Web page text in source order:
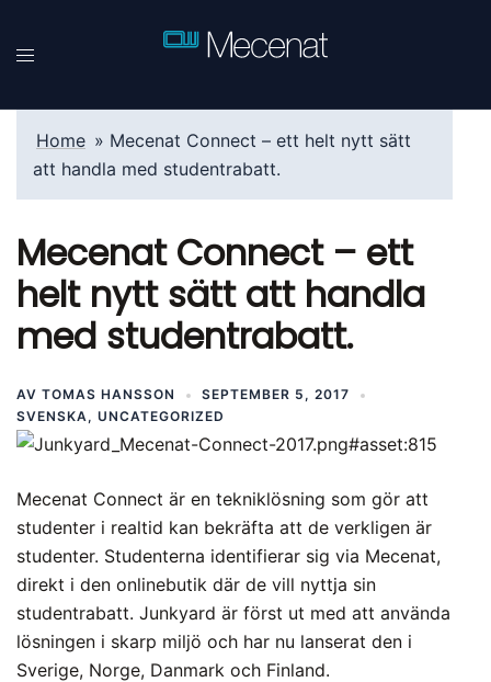
Home » Mecenat Connect – ett helt nytt sätt
att handla med studentrabatt.
Mecenat Connect – ett
helt nytt sätt att handla
med studentrabatt.
AV TOMAS HANSSON
SEPTEMBER 5, 2017
SVENSKA, UNCATEGORIZED
Mecenat Connect är en tekniklösning som gör att
studenter i realtid kan bekräfta att de verkligen är
studenter. Studenterna identifierar sig via Mecenat,
direkt i den onlinebutik där de vill nyttja sin
studentrabatt. Junkyard är först ut med att använda
lösningen i skarp miljö och har nu lanserat den i
Sverige, Norge, Danmark och Finland.